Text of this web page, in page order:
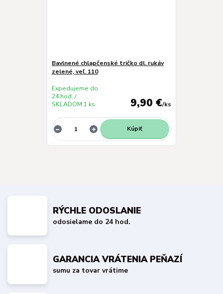
Bavlnené chlapčenské tričko dl. rukáv
zelené, veľ. 110
9,90 €/ks
Expedujeme do
24 hod. /
SKLADOM 1 ks
Kúpiť
RÝCHLE ODOSLANIE
odosielame do 24 hod.
GARANCIA VRÁTENIA PEŇAZÍ
sumu za tovar vrátime